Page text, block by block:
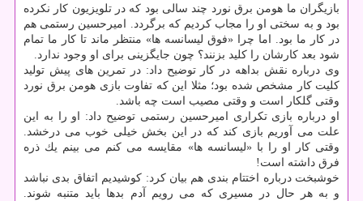
بازیگران ما هومن برق نورد چند سالی بود كه در تلویزیون كار نكرده
بود و به سختی او را مجاب كردیم كه برگردد. امیرحسین رستمی هم
در كار ما بود. اما چرا «فوق لیسانسه ها» منتظر ماند تا كار ما تمام
شود بعد كارشان را كلید بزنند؟ چون جایگزینی برای او وجود ندارد.
وی درباره نقش بداهه در كار توضیح داد: در تمرین های پیش تولید
كلیت كار مشخص شده بود؛ مثلا این كه تفاوت بازی هومن برق نورد
وقتی گلكار است و وقتی مصیب است چه باشد.
او درباره بازی تكراری امیرحسین رستمی توضیح داد: او را به این
علت می آوریم بازی كند كه در این بخش خیلی خوب می درخشد.
وقتی كار او را با «لیسانسه ها» مقایسه می كنم می بینم یك ذره
فرق داشته است!
خوشبخت درباره اختتام بندی هم بیان كرد: كوشیدیم اتفاق بدی نباشد
و به هر حال در مسیری كه می رویم آدم بدها باید متنبه شوند.